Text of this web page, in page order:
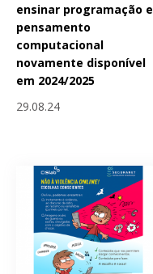
ensinar programação e
pensamento
computacional
novamente disponível
em 2024/2025
29.08.24